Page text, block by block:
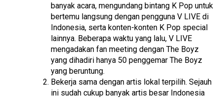
banyak acara, mengundang bintang K Pop untuk
bertemu langsung dengan pengguna V LIVE di
Indonesia, serta konten-konten K Pop special
lainnya. Beberapa waktu yang lalu, V LIVE
mengadakan fan meeting dengan The Boyz
yang dihadiri hanya 50 penggemar The Boyz
yang beruntung.
Bekerja sama dengan artis lokal terpilih. Sejauh
ini sudah cukup banyak artis besar Indonesia